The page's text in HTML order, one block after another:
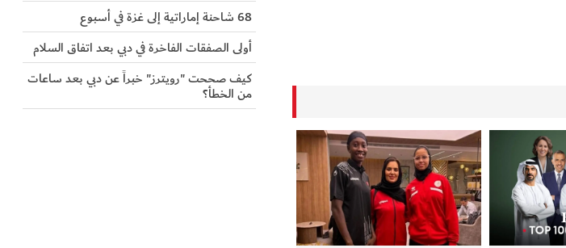
68 شاحنة إماراتية إلى غزة في أسبوع
أولى الصفقات الفاخرة في دبي بعد اتفاق السلام
كيف صححت "رويترز" خبراً عن دبي بعد ساعات
من الخطأ؟